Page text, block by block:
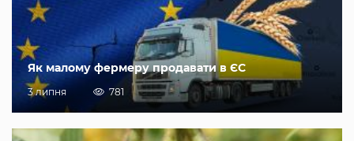
Як малому фермеру продавати в ЄС
3 липня 781